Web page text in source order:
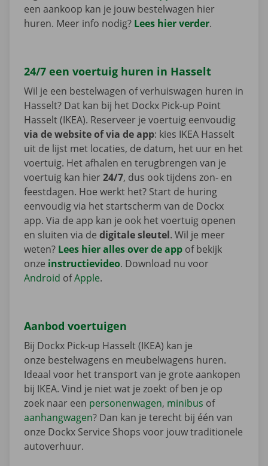
een aankoop kan je jouw bestelwagen hier
huren. Meer info nodig? Lees hier verder.
24/7 een voertuig huren in Hasselt
Wil je een bestelwagen of verhuiswagen huren in
Hasselt? Dat kan bij het Dockx Pick-up Point
Hasselt (IKEA). Reserveer je voertuig eenvoudig
via de website of via de app: kies IKEA Hasselt
uit de lijst met locaties, de datum, het uur en het
voertuig. Het afhalen en terugbrengen van je
voertuig kan hier24/7, dus ook tijdens zon- en
feestdagen. Hoe werkt het? Start de huring
eenvoudig via het startscherm van de Dockx
app. Via de app kan je ook het voertuig openen
en sluiten via de digitale sleutel. Wil je meer
weten? Lees hier alles over de app of bekijk
onze instructievideo. Download nu voor
Android ofApple.
Aanbod voertuigen
Bij Dockx Pick-up Hasselt (IKEA) kan je
onze bestelwagens en meubelwagens huren.
Ideaal voor het transport van je grote aankopen
bij IKEA. Vind je niet wat je zoekt of ben je op
zoek naar een personenwagen, minibus of
aanhangwagen? Dan kan je terecht bij één van
onze Dockx Service Shops voor jouw traditionele
autoverhuur.